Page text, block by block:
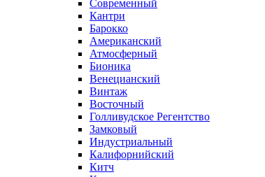
Современный
Кантри
Барокко
Американский
Атмосферный
Бионика
Венецианский
Винтаж
Восточный
Голливудское Регентство
Замковый
Индустриальный
Калифорнийский
Китч